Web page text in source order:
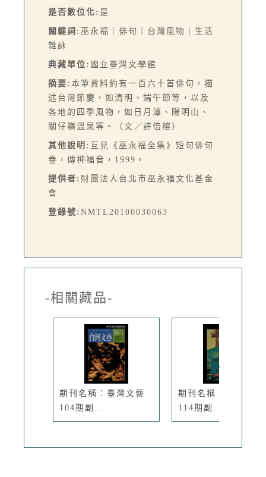
是否數位化: 是
關鍵詞: 巫永福｜俳句｜台灣風物｜生活
雜詠
典藏單位: 國立臺灣文學館
摘要: 本筆資料約有一百六十首俳句。描
述台灣節慶，如清明、端午節等，以及
各地的四季風物，如日月潭、陽明山、
關仔嶺溫泉等。（文／許倍榕）
其他說明: 互見《巫永福全集》短句俳句
卷，傳神福音，1999。
提供者: 財團法人台北市巫永福文化基金
會
登錄號: NMTL20100030063
-相關藏品-
期刊名稱：臺灣文藝
104期副...
期刊名稱：臺灣文藝
114期副...